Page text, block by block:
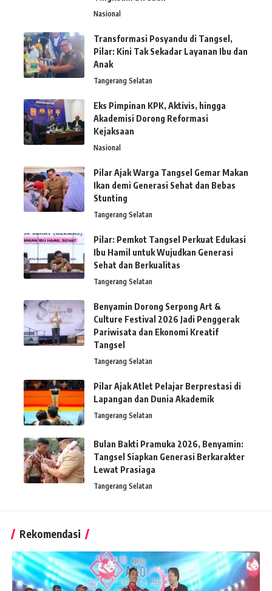
Nasional
Transformasi Posyandu di Tangsel,
Pilar: Kini Tak Sekadar Layanan Ibu dan
Anak
Tangerang Selatan
Eks Pimpinan KPK, Aktivis, hingga
Akademisi Dorong Reformasi
Kejaksaan
Nasional
Pilar Ajak Warga Tangsel Gemar Makan
Ikan demi Generasi Sehat dan Bebas
Stunting
Tangerang Selatan
Pilar: Pemkot Tangsel Perkuat Edukasi
Ibu Hamil untuk Wujudkan Generasi
Sehat dan Berkualitas
Tangerang Selatan
Benyamin Dorong Serpong Art &
Culture Festival 2026 Jadi Penggerak
Pariwisata dan Ekonomi Kreatif
Tangsel
Tangerang Selatan
Pilar Ajak Atlet Pelajar Berprestasi di
Lapangan dan Dunia Akademik
Tangerang Selatan
Bulan Bakti Pramuka 2026, Benyamin:
Tangsel Siapkan Generasi Berkarakter
Lewat Prasiaga
Tangerang Selatan
Rekomendasi